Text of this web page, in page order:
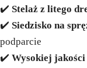
✔️ Stelaż z litego
✔️ Siedzisko na
podparcie
✔️ Wysokiej